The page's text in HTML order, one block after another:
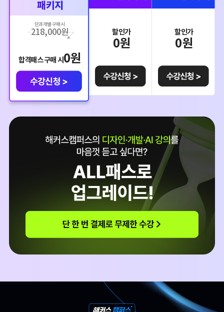
단과 개별 구매 시
218,000원
합격패스 구매 시0원
할인가
0원
할인가
0원